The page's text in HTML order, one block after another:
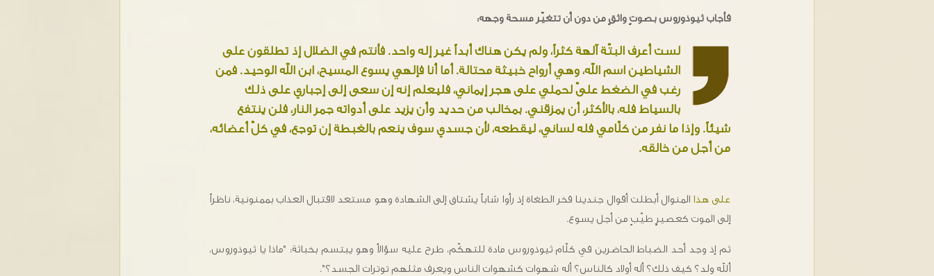
فأجاب ثيوذوروس بصوتٍ واثقٍ من دون أن تتغيّر مسحة وجهه:
لست أعرف البتّة آلهة كثراً، ولم يكن هناك أبداً غير إله واحد. فأنتم في الضلال إذ تطلقون على
الشياطين اسم الله، وهي أرواح خبيثة محتالة. أما أنا فإلهي يسوع المسيح، ابن الله الوحيد. فمن
رغب في الضغط علىّ لحملي على هجر إيماني، فليعلم إنه إن سعى إلى إجباري على ذلك
بالسياط فله، بالأكثر، أن يمزقني. بمخالب من حديد وأن يزيد على أدواته جمر النار، فلن ينتفع
شيئاً. وإذا ما نفر من كلّامي فله لساني، ليقطعه، لأن جسدي سوف ينعم بالغبطة إن توجع، في كلّ أعضائه،
من أجل من خالقه.
على هذا المنوال أبطلت أقوال جندينا فخر الطغاة إذ رأوا شاباً يشتاق إلى الشهادة وهو مستعد لاقتبال العذاب بممنونية، ناظراً
إلى الموت كعصيرٍ طيّبٍ من أجل يسوع.
ثم إذ وجد أحد الضباط الحاضرين في كلّام ثيوذوروس مادة للتهكّم، طرح عليه سؤالاً وهو يبتسم بخباثة: "ماذا يا ثيوذوروس،
ألله ولد؟ كيف ذلك؟ أله أولاد كالناس؟ أله شهوات كشهوات الناس ويعرف مثلهم توترات الجسد؟".